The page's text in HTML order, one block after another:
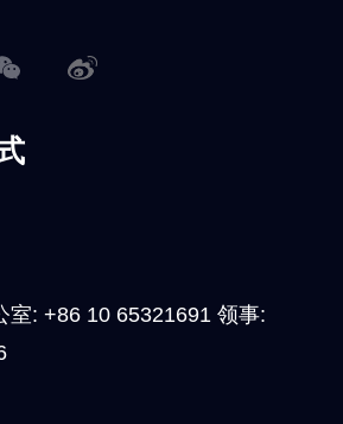
室: +86 10 65321691 领事: